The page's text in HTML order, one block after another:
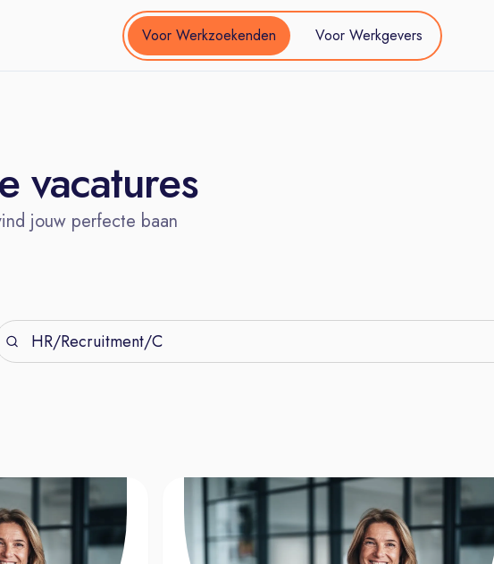
Voor Werkzoekenden Voor Werkgevers
vacatures
jouw perfecte baan